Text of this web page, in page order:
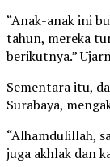
“Anak-anak ini
tahun, mereka
berikutnya.”
Sementara itu,
Surabaya,
“Alhamdulillah,
juga akhlak dan